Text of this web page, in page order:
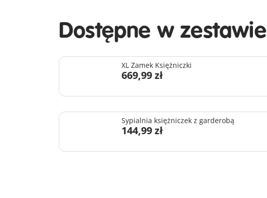
Dostępne w zestawie
XL Zamek Księżniczki
669,99 zł
Sypialnia księżniczek z garderobą
144,99 zł